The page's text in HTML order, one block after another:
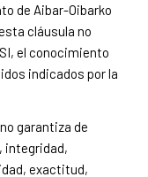
de Aibar-Oibarko
cláusula no
el conocimiento
indicados por la
garantiza de
integridad,
exactitud,